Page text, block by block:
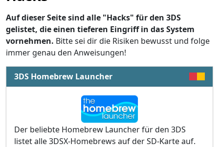
Auf dieser Seite sind alle "Hacks" für den 3DS
gelistet, die einen tieferen Eingriff in das System
vornehmen. Bitte sei dir die Risiken bewusst und folge
immer genau den Anweisungen!
3DS Homebrew Launcher
Der beliebte Homebrew Launcher für den 3DS
listet alle 3DSX-Homebrews auf der SD-Karte auf.